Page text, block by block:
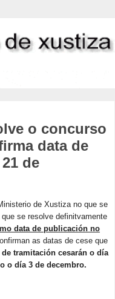
o concurso
data de
de
de Xustiza no que se
se resolve definitvamente
data de publicación no
as datas de cese que
tramitación cesarán o día
o día 3 de decembro.